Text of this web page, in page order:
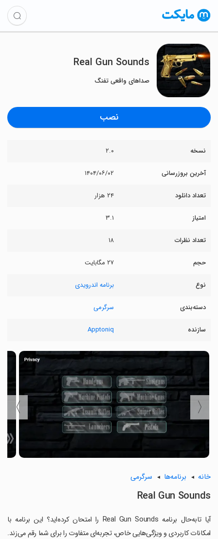
Real Gun Sounds
صداهای واقعی تفنگ
نصب
نسخه ۲.۰
آخرین بروزرسانی ۱۴۰۴/۰۶/۰۲
تعداد دانلود ۲۴ هزار
امتیاز ۳.۱
تعداد نظرات ۱۸
حجم ۲۷ مگابایت
نوع برنامه اندرویدی
دسته‌بندی سرگرمی
سازنده Apptoniq
〈
〉
خانه برنامه‌ها سرگرمی
Real Gun Sounds
آیا تابه‌حال برنامه Real Gun Sounds را امتحان کرده‌اید؟ این برنامه با
امکانات کاربردی و ویژگی‌هایی خاص، تجربه‌ای متفاوت را برای شما رقم می‌زند.